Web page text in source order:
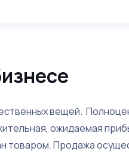
вещей.
ожидаемая
товаром. Продажа